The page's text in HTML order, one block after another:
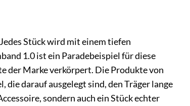
Stück wird mit einem tiefen
1.0 ist ein Paradebeispiel für diese
der Marke verkörpert. Die Produkte von
darauf ausgelegt sind, den Träger lange
sondern auch ein Stück echter